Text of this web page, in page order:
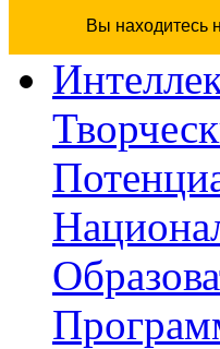
Вы находитесь